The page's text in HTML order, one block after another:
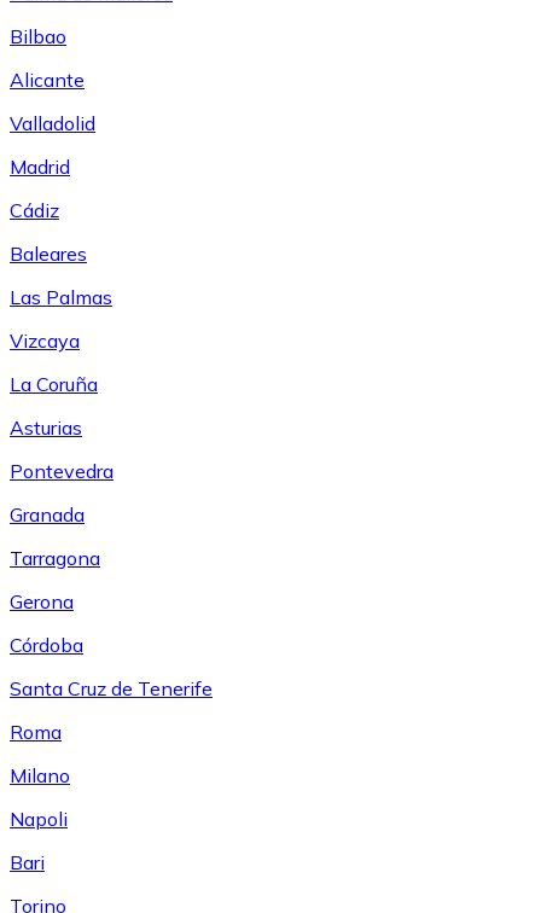
Bilbao
Alicante
Valladolid
Madrid
Cádiz
Baleares
Las Palmas
Vizcaya
La Coruña
Asturias
Pontevedra
Granada
Tarragona
Gerona
Córdoba
Santa Cruz de Tenerife
Roma
Milano
Napoli
Bari
Torino